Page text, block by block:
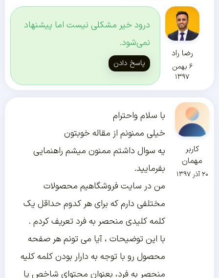
رضا راد
۶ بهمن
۱۳۹۷
درود خیر مشکلی نیست اما پیشنهاد
نمی‌شود.
پاسخ دادن
کاربر
مهمان
۲۰ آذر ۱۳۹۷
با سلام واحترام
خیلی ممنونم از مقاله خوبتون
یه سوال داشتم ممنون میشم راهنمایی
بفرمایید.
من در سایت فروشگاهیم محصولات
مختلفی دارم که برای هر کدوم حداقل یک
کلمه کلیدی منحصر به فرد تعریف کردم .
با این توضیحات ، آیا می تونم هر صفحه
محصول رو با توجه به دارار بودن کلمه کلیه
منحصر به فرد، بعنوان محتوای شاخص یا